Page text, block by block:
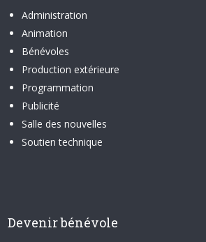
Administration
Animation
Bénévoles
Production extérieure
Programmation
Publicité
Salle des nouvelles
Soutien technique
Devenir bénévole